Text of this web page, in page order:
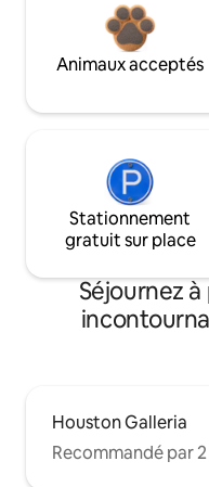
Animaux acceptés
Stationnement
gratuit sur place
Séjournez
Houston Galleria
Recommandé par